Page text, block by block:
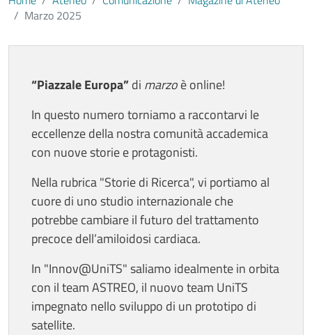
Marzo 2025
“Piazzale Europa”di marzoè online!
In questo numero torniamo a raccontarvi le
eccellenze della nostra comunità accademica
con nuove storie e protagonisti.
Nella rubrica "Storie di Ricerca", vi portiamo al
cuore di uno studio internazionale che
potrebbe cambiare il futuro del trattamento
precoce dell’amiloidosi cardiaca.
In "Innov@UniTS" saliamo idealmente in orbita
con il team ASTREO, il nuovo team UniTS
impegnato nello sviluppo di un prototipo di
satellite.